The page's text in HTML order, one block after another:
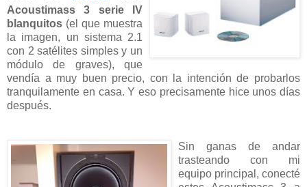
Acoustimass 3 serie IV
blanquitos (el que muestra
la imagen, un sistema 2.1
con 2 satélites simples y un
módulo de graves), que
vendía a muy buen precio, con la intención de probarlos
tranquilamente en casa. Y eso precisamente hice unos días
después.
Sin ganas de andar
trasteando con mi
equipo principal, conecté